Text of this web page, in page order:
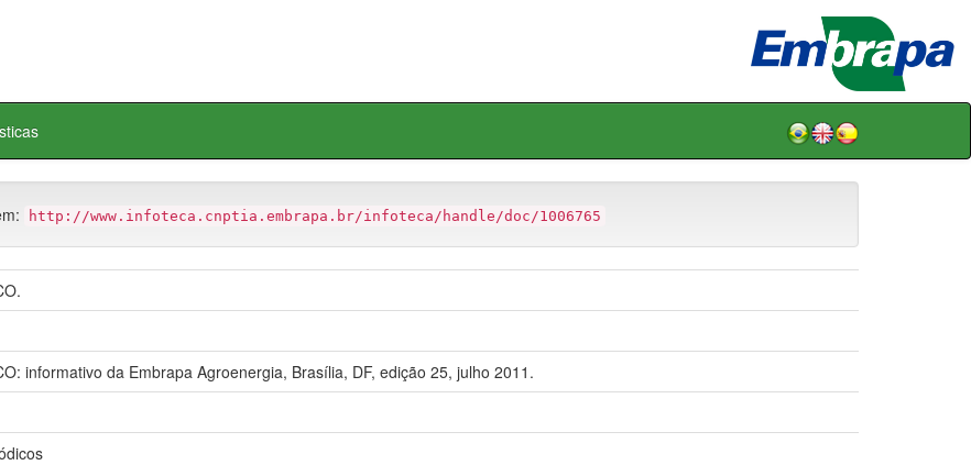
http://www.infoteca.cnptia.embrapa.br/infoteca/handle/doc/1006765
informativo da Embrapa Agroenergia, Brasília, DF, edição 25, julho 2011.